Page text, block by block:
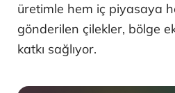
üretimle hem iç piyasaya
gönderilen çilekler, bölge
katkı sağlıyor.